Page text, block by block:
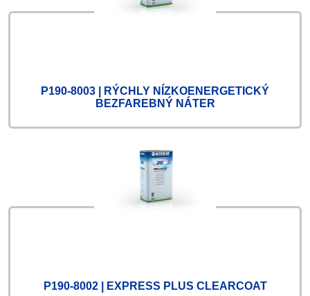
P190-8003 | RÝCHLY NÍZKOENERGETICKÝ
BEZFAREBNÝ NÁTER
P190-8002 | EXPRESS PLUS CLEARCOAT